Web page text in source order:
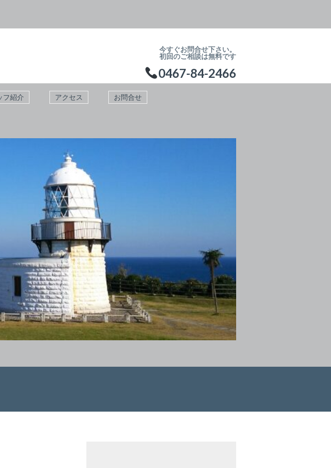
今すぐお問合せ下さい。
初回のご相談は無料です
0467-84-2466
フ紹介 アクセス お問合せ